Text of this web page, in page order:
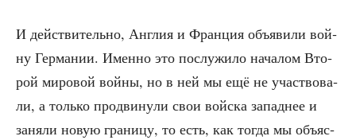
И дей­стви­тель­но, Англия и Фран­ция объ­яви­ли вой­
ну Гер­ма­нии. Имен­но это послу­жи­ло нача­лом Вто­
рой миро­вой вой­ны, но в ней мы ещё не участ­во­ва­
ли, а толь­ко про­дви­ну­ли свои вой­ска запад­нее и
заня­ли новую гра­ни­цу, то есть, как тогда мы объ­яс­